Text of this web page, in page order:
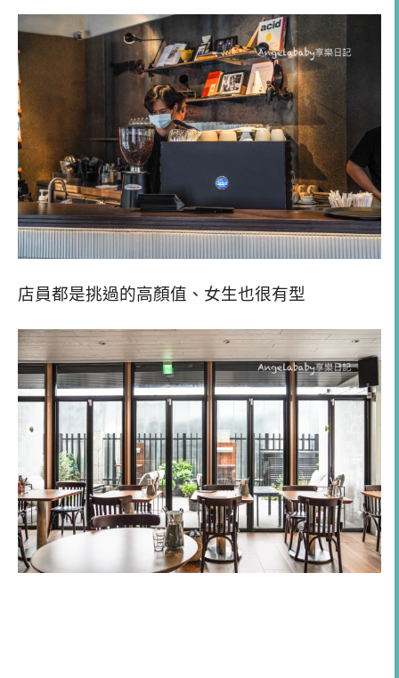
店員都是挑過的高顏值、女生也很有型